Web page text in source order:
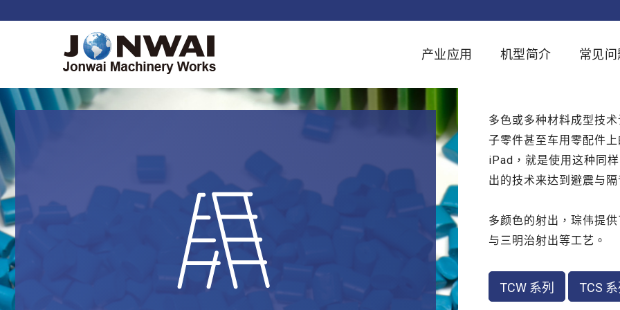
产业应用 机型简介 常见
多色或多种材料成型技
子零件甚至车用零配件
iPad，就是使用这种同
出的技术来达到避震与
多颜色的射出，琮伟提
与三明治射出等工艺。
TCW 系列 TCS